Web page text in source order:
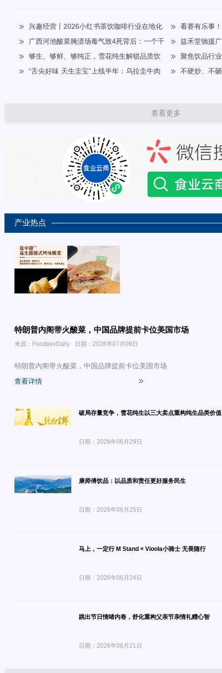
兴趣经营丨2026小红书茶饮咖啡行业在地化
种草指南
看赛有乐事
迷共迎FIFA世界
广西河池酸菜腌渍场毒气致4死背后：一个千
年产业的困局与自救
益禾堂驰援
平安！
够生、够鲜、够纯正，雪花纯生解锁品质饮
酒新范式
聚焦饮品行
康师傅杯”华北
“舌尖好味 天生圭宝”上线半年：乌拉圭牛肉
不硬炒、不
查看更多
产业热点
特朗普内阁带火酸菜，中国品牌提前卡位美国市场
来源：FoodbevDaily 日期：2026年07月09日
特朗普内阁带火酸菜，中国品牌提前卡位美国市场
查看详情
破局存量竞争，雪花纯生以三大卖点重构纯生品类价值
日期：2026年06月29日
康师傅饮品：以品质和责任更好服务民生
日期：2026年06月25日
马上，一定行 M Stand × Vioola小骑士 无畏随行
日期：2026年06月24日
跳出节日情绪内卷，舒化重构父亲节亲情礼赠心智
日期：2026年06月21日